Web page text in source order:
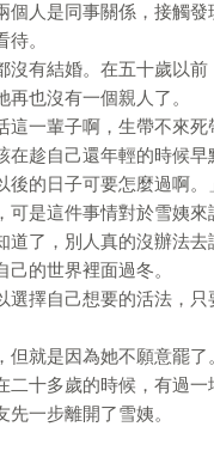
個人是同事關係，接觸
。
沒有結婚。在五十歲以
也沒有一個親人了。
一輩子啊，生帶不來
趁自己還年輕的時候
的日子可要怎麼過啊。」
是這件事情對於雪姨
了，別人真的沒辦法去
的世界裡面過冬。
擇自己想要的活法，
就是因為她不願意罷了。
二十多歲的時候，有過
一步離開了雪姨。